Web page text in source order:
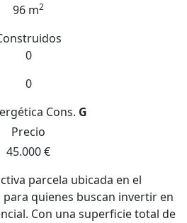
96 m2
0
0
Cons. G
Precio
45.000 €
parcela ubicada en el
para quienes buscan invertir en
Con una superficie total de